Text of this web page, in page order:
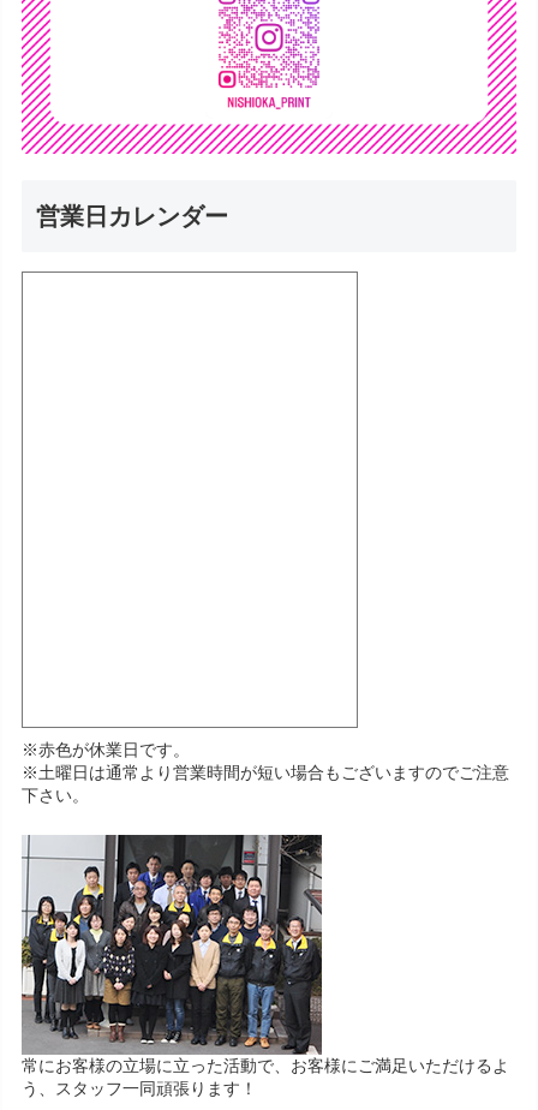
営業日カレンダー
※赤色が休業日です。
※土曜日は通常より営業時間が短い場合もございますのでご注意
下さい。
常にお客様の立場に立った活動で、お客様にご満足いただけるよ
う、スタッフ一同頑張ります！